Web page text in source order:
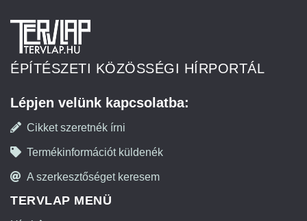
ÉPÍTÉSZETI KÖZÖSSÉGI HÍRPORTÁL
Lépjen velünk kapcsolatba:
Cikket szeretnék írni
Termékinformációt küldenék
A szerkesztőséget keresem
TERVLAP MENÜ